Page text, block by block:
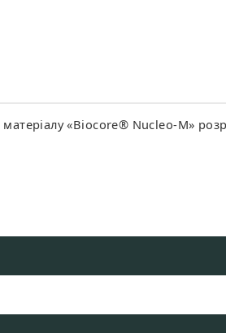
матеріалу «Biocore® Nucleo-M»